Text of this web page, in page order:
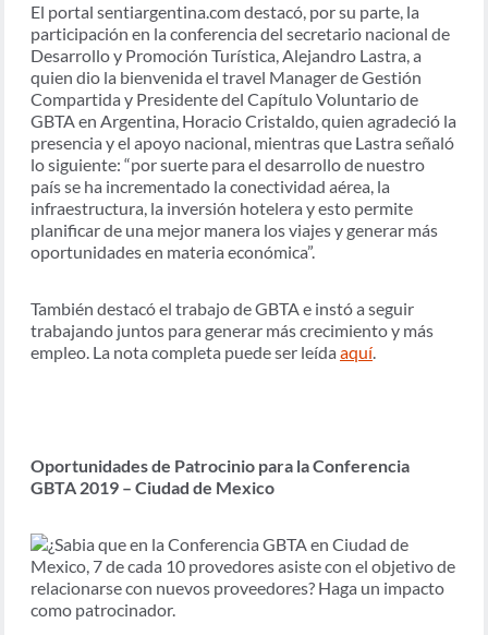
El portal sentiargentina.com destacó, por su parte, la
participación en la conferencia del secretario nacional de
Desarrollo y Promoción Turística, Alejandro Lastra, a
quien dio la bienvenida el travel Manager de Gestión
Compartida y Presidente del Capítulo Voluntario de
GBTA en Argentina, Horacio Cristaldo, quien agradeció la
presencia y el apoyo nacional, mientras que Lastra señaló
lo siguiente: “por suerte para el desarrollo de nuestro
país se ha incrementado la conectividad aérea, la
infraestructura, la inversión hotelera y esto permite
planificar de una mejor manera los viajes y generar más
oportunidades en materia económica”.
También destacó el trabajo de GBTA e instó a seguir
trabajando juntos para generar más crecimiento y más
empleo. La nota completa puede ser leída aquí.
Oportunidades de Patrocinio para la Conferencia
GBTA 2019 – Ciudad de Mexico
¿Sabia que en la Conferencia GBTA en Ciudad de
Mexico, 7 de cada 10 provedores asiste con el objetivo de
relacionarse con nuevos proveedores? Haga un impacto
como patrocinador.